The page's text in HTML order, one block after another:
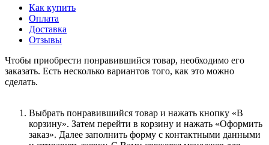
Как купить
Оплата
Доставка
Отзывы
Чтобы приобрести понравившийся товар, необходимо его
заказать. Есть несколько вариантов того, как это можно
сделать.
Выбрать понравившийся товар и нажать кнопку «В
корзину». Затем перейти в корзину и нажать «Оформить
заказ». Далее заполнить форму с контактными данными